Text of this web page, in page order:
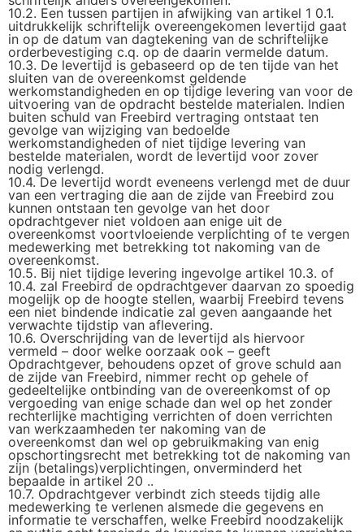
10.2. Een tussen partijen in afwijking van artikel 1 0.1.
uitdrukkelijk schriftelijk overeengekomen levertijd gaat
in op de datum van dagtekening van de schriftelijke
orderbevestiging c.q. op de daarin vermelde datum.
10.3. De levertijd is gebaseerd op de ten tijde van het
sluiten van de overeenkomst geldende
werkomstandigheden en op tijdige levering van voor de
uitvoering van de opdracht bestelde materialen. Indien
buiten schuld van Freebird vertraging ontstaat ten
gevolge van wijziging van bedoelde
werkomstandigheden of niet tijdige levering van
bestelde materialen, wordt de levertijd voor zover
nodig verlengd.
10.4. De levertijd wordt eveneens verlengd met de duur
van een vertraging die aan de zijde van Freebird zou
kunnen ontstaan ten gevolge van het door
opdrachtgever niet voldoen aan enige uit de
overeenkomst voortvloeiende verplichting of te vergen
medewerking met betrekking tot nakoming van de
overeenkomst.
10.5. Bij niet tijdige levering ingevolge artikel 10.3. of
10.4. zal Freebird de opdrachtgever daarvan zo spoedig
mogelijk op de hoogte stellen, waarbij Freebird tevens
een niet bindende indicatie zal geven aangaande het
verwachte tijdstip van aflevering.
10.6. Overschrijding van de levertijd als hiervoor
vermeld – door welke oorzaak ook – geeft
Opdrachtgever, behoudens opzet of grove schuld aan
de zijde van Freebird, nimmer recht op gehele of
gedeeltelijke ontbinding van de overeenkomst of op
vergoeding van enige schade dan wel op het zonder
rechterlijke machtiging verrichten of doen verrichten
van werkzaamheden ter nakoming van de
overeenkomst dan wel op gebruikmaking van enig
opschortingsrecht met betrekking tot de nakoming van
zijn (betalings)verplichtingen, onverminderd het
bepaalde in artikel 20 ..
10.7. Opdrachtgever verbindt zich steeds tijdig alle
medewerking te verlenen alsmede die gegevens en
informatie te verschaffen, welke Freebird noodzakelijk